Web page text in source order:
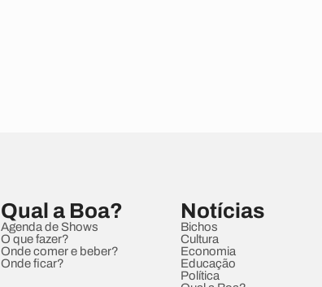
Qual a Boa?
Agenda de Shows
O que fazer?
Onde comer e beber?
Onde ficar?
Notícias
Bichos
Cultura
Economia
Educação
Política